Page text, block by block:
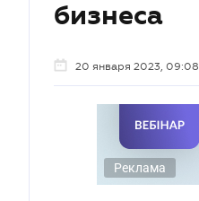
бизнеса
20 января 2023, 09:08
Реклама